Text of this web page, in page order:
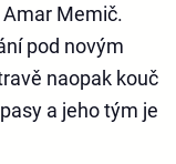
Amar Memič.
pod novým
naopak kouč
a jeho tým je